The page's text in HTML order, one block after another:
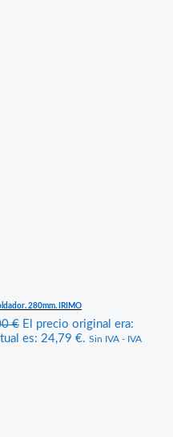
280mm. IRIMO
€ El precio original era:
es: 24,79 €. Sin IVA - IVA